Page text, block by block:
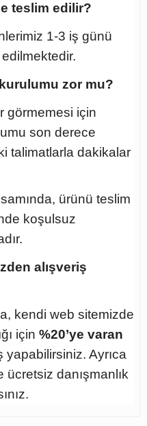
teslim edilir?
1-3 iş günü
zor mu?
görmemesi için
son derece
talimatlarla dakikalar
ürünü teslim
koşulsuz
alışveriş
kendi web sitemizde
için %20’ye varan
yapabilirsiniz. Ayrıca
danışmanlık